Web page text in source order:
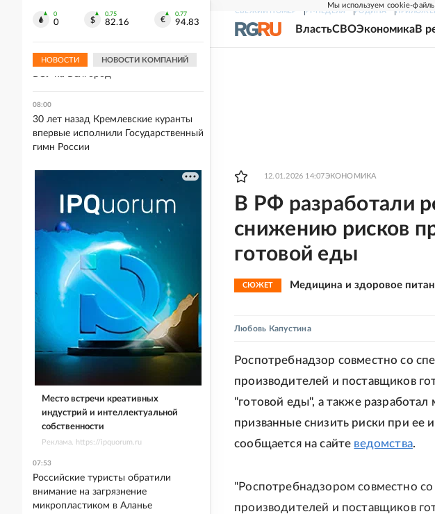
Мы используем cookie-
СВЕЖИЙ НОМЕР РГ-НЕДЕЛЯ РОДИНА
ВластьСВОЭкономикаВ
12.01.2026 14:07ЭКОНОМИКА
В РФ разработали
снижению рисков
готовой еды
СЮЖЕТ Медицина и здоровое
Любовь Капустина
Роспотребнадзор совместно со
производителей и поставщиков
"готовой еды", а также
призванные снизить риски при ее
сообщается на сайте ведомства.
"Роспотребнадзором совместно
производителей и поставщиков
0
0
0.75
82.16
0.77
94.83
НОВОСТИ НОВОСТИ КОМПАНИЙ
соцобъект повреждены из-за атаки
ВСУ на Белгород
08:00
30 лет назад Кремлевские куранты
впервые исполнили Государственный
гимн России
Место встречи креативных
индустрий и интеллектуальной
собственности
Реклама. https://ipquorum.ru
07:53
Российские туристы обратили
внимание на загрязнение
микропластиком в Аланье